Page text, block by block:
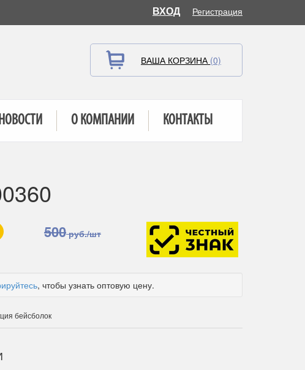
ВХОД Регистрация
ВАША КОРЗИНА (0)
О КОМПАНИИ КОНТАКТЫ
500руб./шт
, чтобы узнать оптовую цену.
бейсболок